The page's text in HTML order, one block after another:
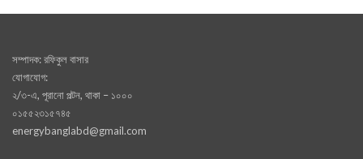
সম্পাদক: রফিকুল বাসার
যোগাযোগ:
২/৩-এ, পূরানো পল্টন, থাকা – ১০০০
০১৫৫২৩১৫৭৪৫
energybanglabd@gmail.com